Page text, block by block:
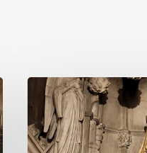
de
abril
|